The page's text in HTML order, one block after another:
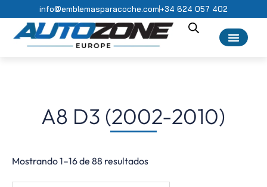
info@emblemasparacoche.com+34 624 057 402
A8 D3 (2002-2010)
Mostrando 1–16 de 88 resultados